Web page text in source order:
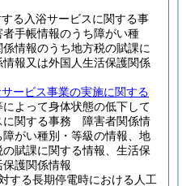
る入浴サービスに関する事
手帳情報のうち障がい種
情報のうち地方税の賦課に
報又は外国人生活保護関係
ービス事業の実施に関する
よって身体状態の低下して
に関する事務 障害者関係情
がい種別・等級の情報、地
賦課に関する情報、生活保
護関係情報
する長期停電時における人工